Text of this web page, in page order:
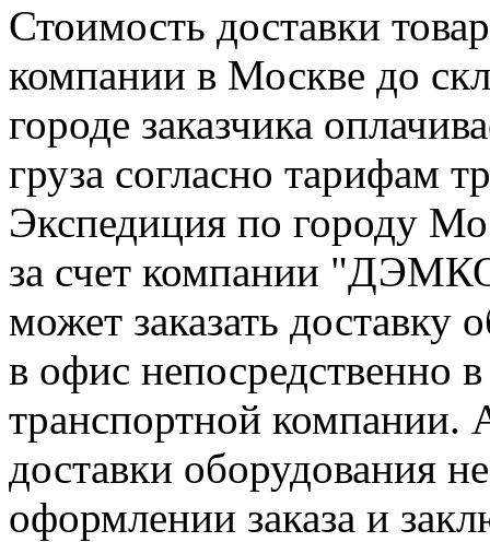
Стоимость доставки
компании в Москве до
городе заказчика
груза согласно тарифам
Экспедиция по городу
за счет компании
может заказать доставку
в офис непосредственно в
транспортной компании.
доставки оборудования
оформлении заказа и